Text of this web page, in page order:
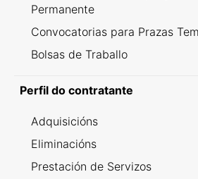
Permanente
Convocatorias para Prazas
Bolsas de Traballo
Perfil do contratante
Adquisicións
Eliminacións
Prestación de Servizos